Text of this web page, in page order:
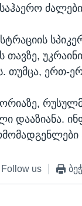
თავზე,
თუმცა, ერთ-
დააზიანა.
Follow us